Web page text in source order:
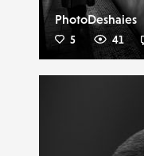
PhotoDeshaies
5 41